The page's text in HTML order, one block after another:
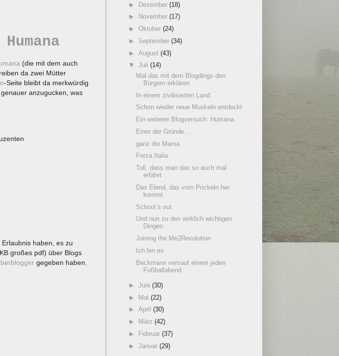
(die mit dem auch
da zwei Mütter
-Seite bleibt da merkwürdig
anzugucken, was
haben, es zu
großes pdf) über Blogs
gegeben haben.
► Dezember (18)
►
November (17)
► Oktober (24)
► September (34)
► August (43)
▼ Juli (14)
Mal das mit dem Blogdings den
Bürgern erklären
In einem zivilisierten Land
Schon wieder neue Muskeln entdeckt
Ein weiterer Blogversuch: Humana
Einer der Gründe...
ganz die Mama
Forza Italia
Toll, dass man das so auch mal
erfährt
Das Elend, das vom Prickeln her
kommt
School´s out
Und nun zu den wirklich wichtigen
Dingen
Joining the Me2Revolution
Ich bin es
Beckmann versaut einem jeden
Fußballabend
► Juni (30)
► Mai (22)
► April (30)
►
März (42)
►
Februar (37)
► Januar (29)